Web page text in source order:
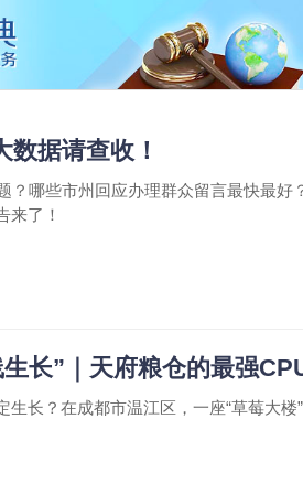
据请查收！
？哪些市州回应办理群众留言最快最好
来了！
长”｜天府粮仓的最强
长？在成都市温江区，一座“草莓大楼